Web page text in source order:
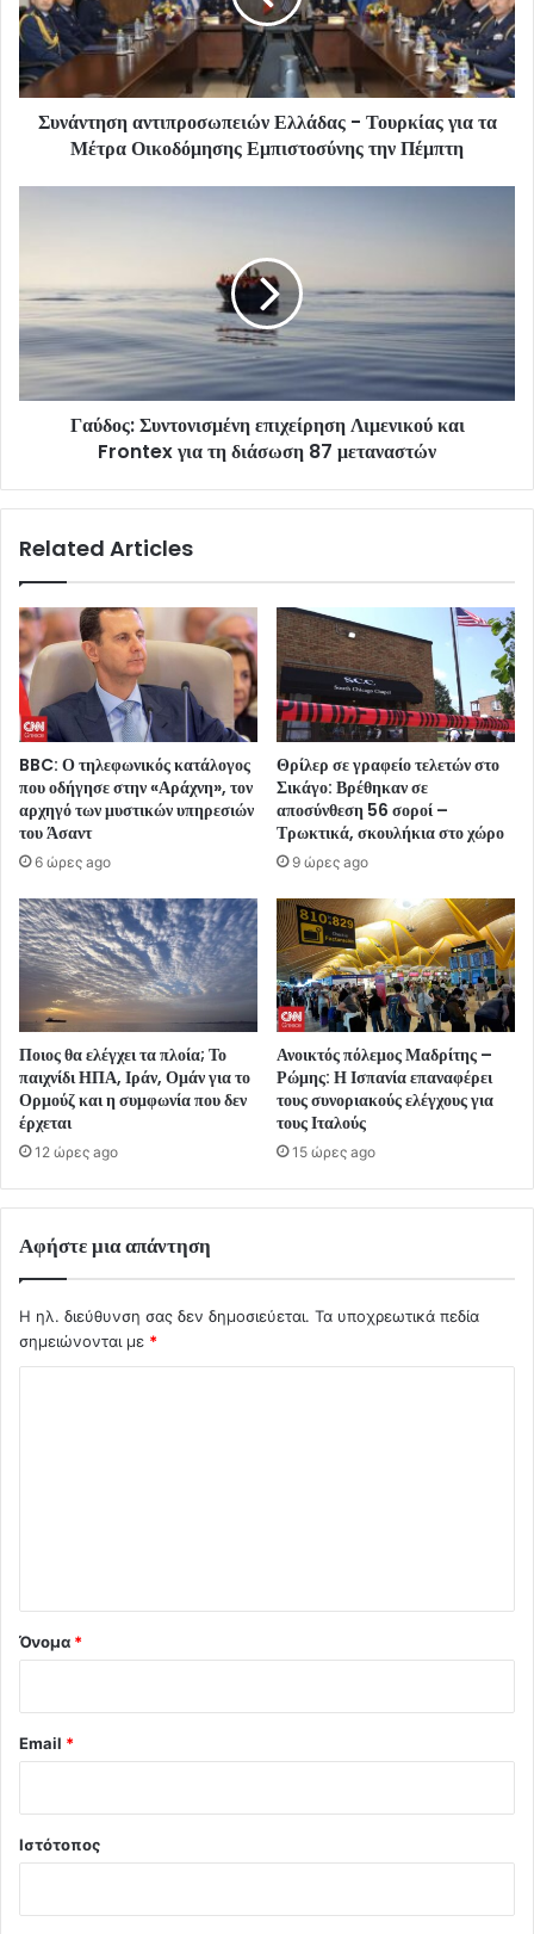
Συνάντηση αντιπροσωπειών Ελλάδας - Τουρκίας για τα
Μέτρα Οικοδόμησης Εμπιστοσύνης την Πέμπτη
Γαύδος: Συντονισμένη επιχείρηση Λιμενικού και
Frontex για τη διάσωση 87 μεταναστών
Related Articles
BBC: Ο τηλεφωνικός κατάλογος
που οδήγησε στην «Αράχνη», τον
αρχηγό των μυστικών υπηρεσιών
του Άσαντ
6 ώρες ago
Θρίλερ σε γραφείο τελετών στο
Σικάγο: Βρέθηκαν σε
αποσύνθεση 56 σοροί –
Τρωκτικά, σκουλήκια στο χώρο
9 ώρες ago
Ποιος θα ελέγχει τα πλοία; Το
παιχνίδι ΗΠΑ, Ιράν, Ομάν για το
Ορμούζ και η συμφωνία που δεν
έρχεται
12 ώρες ago
Ανοικτός πόλεμος Μαδρίτης –
Ρώμης: Η Ισπανία επαναφέρει
τους συνοριακούς ελέγχους για
τους Ιταλούς
15 ώρες ago
Αφήστε μια απάντηση
Η ηλ. διεύθυνση σας δεν δημοσιεύεται. Τα υποχρεωτικά πεδία
σημειώνονται με *
Όνομα *
Email *
Ιστότοπος